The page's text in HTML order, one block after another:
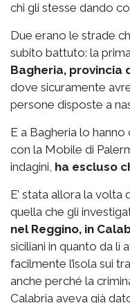
chi gli stesse dando
Due erano le strade
subito battuto: la
Bagheria, provincia
dove sicuramente
persone disposte a
E a Bagheria lo
con la Mobile di
indagini, ha escluso
E’ stata allora la volta
quella che gli
nel Reggino, in
siciliani in quanto da
facilmente l’isola sui
anche perché la
Calabria aveva già